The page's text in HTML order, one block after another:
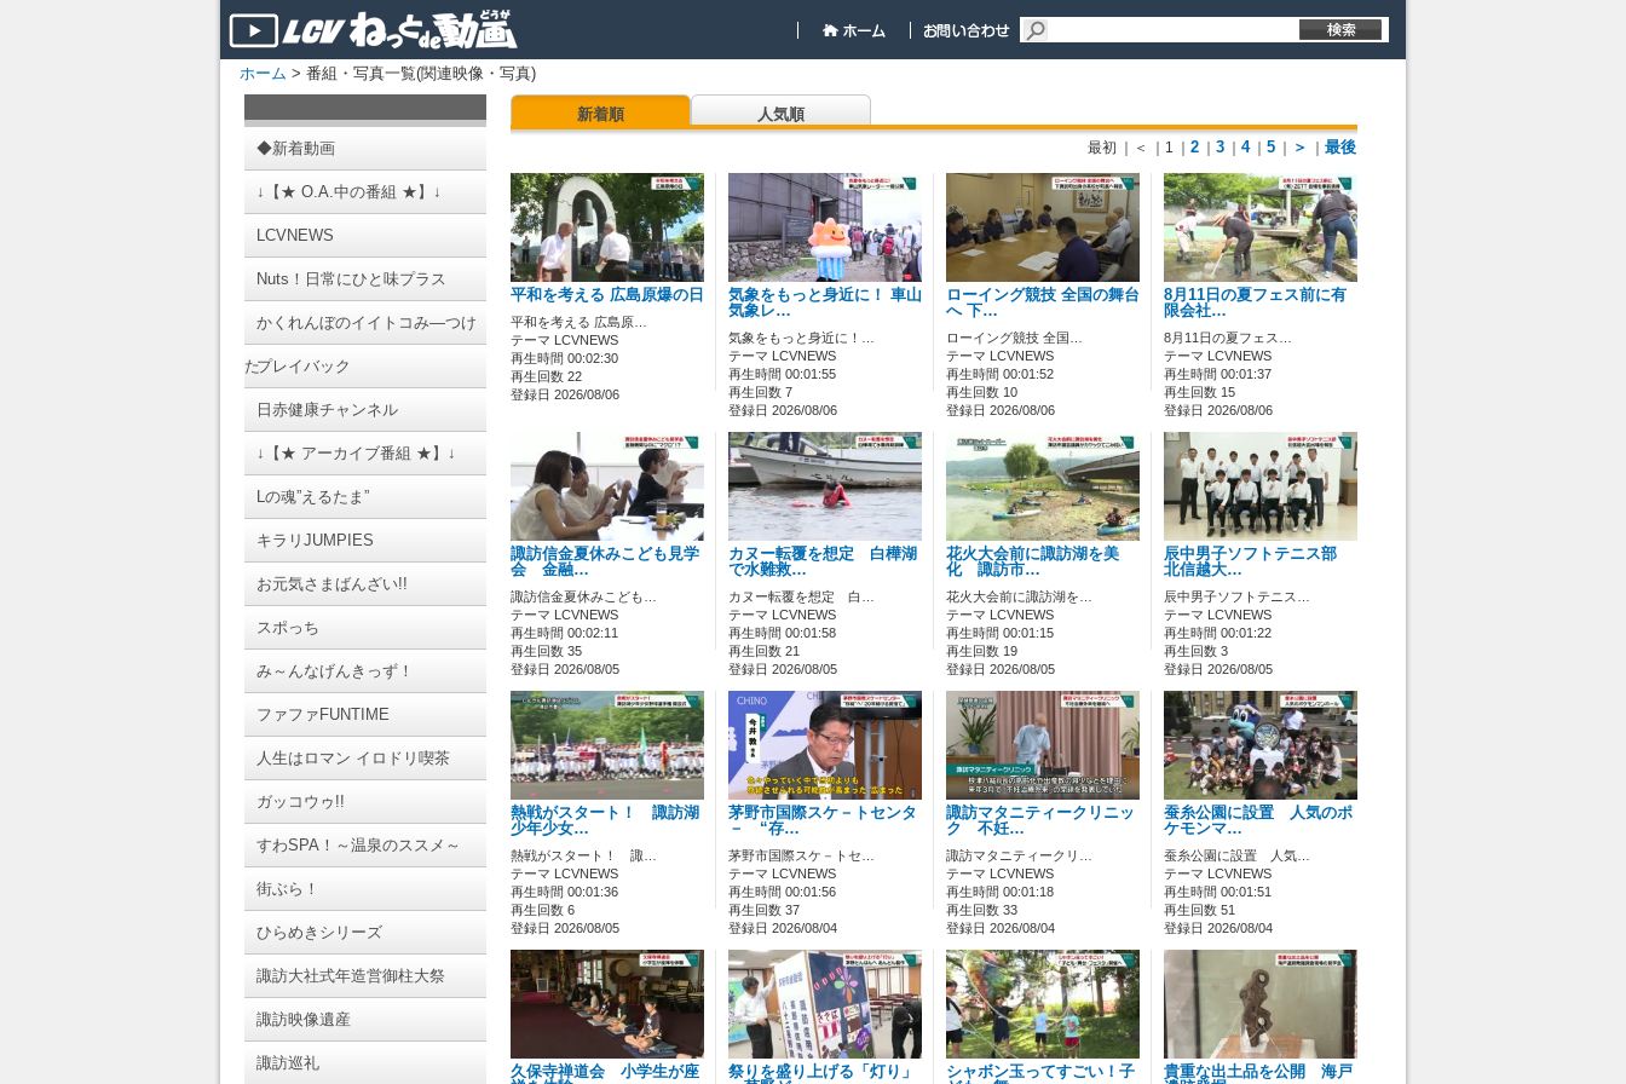
ホーム > 番組・写真一覧(関連映像・写真)
◆新着動画
↓【★ O.A.中の番組 ★】↓
LCVNEWS
Nuts！日常にひと味プラス
かくれんぼのイイトコみ―つけ
たプレイバック
日赤健康チャンネル
↓【★ アーカイブ番組 ★】↓
Lの魂”えるたま”
キラリJUMPIES
お元気さまばんざい!!
スポっち
み～んなげんきっず！
ファファFUNTIME
人生はロマン イロドリ喫茶
ガッコウゥ!!
すわSPA！～温泉のススメ～
街ぶら！
ひらめきシリーズ
諏訪大社式年造営御柱大祭
諏訪映像遺産
諏訪巡礼
新着順 人気順
最初 ｜＜ ｜1 2 3 4 5 ＞ 最後
平和を考える 広島原爆の日
平和を考える 広島原…
テーマ LCVNEWS
再生時間 00:02:30
再生回数 22
登録日 2026/08/06
気象をもっと身近に！ 車山
気象レ…
気象をもっと身近に！…
テーマ LCVNEWS
再生時間 00:01:55
再生回数 7
登録日 2026/08/06
ローイング競技 全国の舞台
へ 下…
ローイング競技 全国…
テーマ LCVNEWS
再生時間 00:01:52
再生回数 10
登録日 2026/08/06
8月11日の夏フェス前に有
限会社…
8月11日の夏フェス…
テーマ LCVNEWS
再生時間 00:01:37
再生回数 15
登録日 2026/08/06
諏訪信金夏休みこども見学
会 金融…
諏訪信金夏休みこども…
テーマ LCVNEWS
再生時間 00:02:11
再生回数 35
登録日 2026/08/05
カヌー転覆を想定 白樺湖
で水難救…
カヌー転覆を想定 白…
テーマ LCVNEWS
再生時間 00:01:58
再生回数 21
登録日 2026/08/05
花火大会前に諏訪湖を美
化 諏訪市…
花火大会前に諏訪湖を…
テーマ LCVNEWS
再生時間 00:01:15
再生回数 19
登録日 2026/08/05
辰中男子ソフトテニス部
北信越大…
辰中男子ソフトテニス…
テーマ LCVNEWS
再生時間 00:01:22
再生回数 3
登録日 2026/08/05
熱戦がスタート！ 諏訪湖
少年少女…
熱戦がスタート！ 諏…
テーマ LCVNEWS
再生時間 00:01:36
再生回数 6
登録日 2026/08/05
茅野市国際スケ－トセンタ
－ “存…
茅野市国際スケ－トセ…
テーマ LCVNEWS
再生時間 00:01:56
再生回数 37
登録日 2026/08/04
諏訪マタニティークリニッ
ク 不妊…
諏訪マタニティークリ…
テーマ LCVNEWS
再生時間 00:01:18
再生回数 33
登録日 2026/08/04
蚕糸公園に設置 人気のポ
ケモンマ…
蚕糸公園に設置 人気…
テーマ LCVNEWS
再生時間 00:01:51
再生回数 51
登録日 2026/08/04
久保寺禅道会 小学生が座
祭りを盛り上げる「灯り」
シャボン玉ってすごい！子
貴重な出土品を公開 海戸